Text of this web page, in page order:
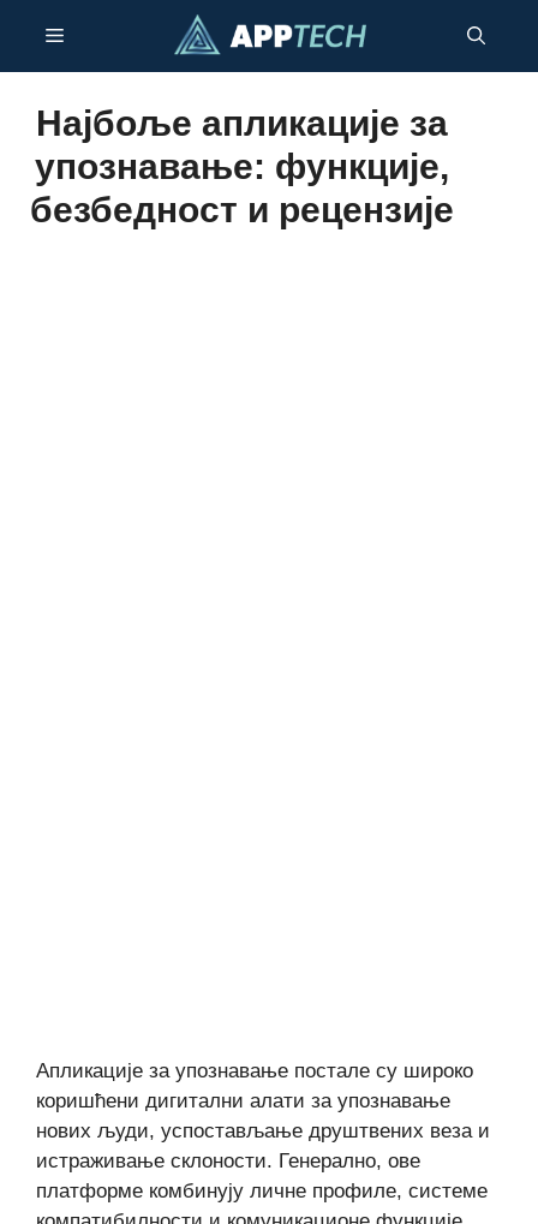
садржај
Мени
Најбоље апликације за
упознавање: функције,
безбедност и рецензије
Апликације за упознавање постале су широко
коришћени дигитални алати за упознавање
нових људи, успостављање друштвених веза и
истраживање склоности. Генерално, ове
платформе комбинују личне профиле, системе